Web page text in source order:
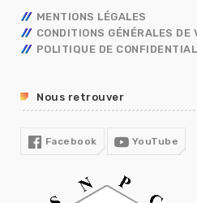
TEMPS DE TRAVAIL EN
FORMATION
R13
COVID19
MENTIONS LÉGALES
CONDITIONS GÉNÉRALES DE
POLITIQUE DE
Nous retrouver
Facebook YouTube